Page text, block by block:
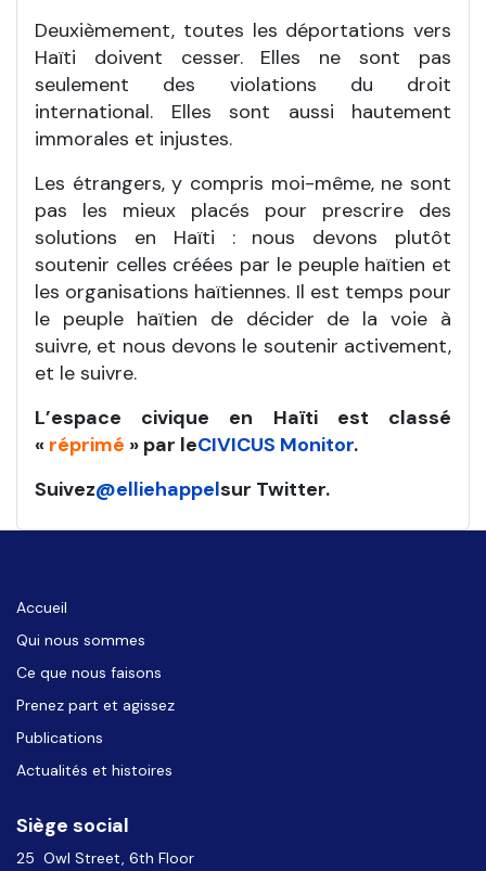
Deuxièmement, toutes les déportations vers
Haïti doivent cesser. Elles ne sont pas
seulement des violations du droit
international. Elles sont aussi hautement
immorales et injustes.
Les étrangers, y compris moi-même, ne sont
pas les mieux placés pour prescrire des
solutions en Haïti : nous devons plutôt
soutenir celles créées par le peuple haïtien et
les organisations haïtiennes. Il est temps pour
le peuple haïtien de décider de la voie à
suivre, et nous devons le soutenir activement,
et le suivre.
L’espace civique en Haïti est classé
« réprimé » par leCIVICUS Monitor.
Suivez@elliehappelsur Twitter.
Accueil
Qui nous sommes
Ce que nous faisons
Prenez part et agissez
Publications
Actualités et histoires
Siège social
25 Owl Street, 6th Floor